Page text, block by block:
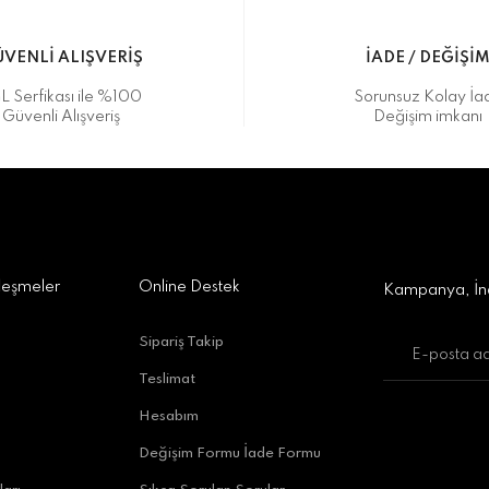
Antalya
ALIŞVERİŞ
Serfikası ile %100
Güvenli Alışveriş
İADE / DEĞİŞİM
Sorunsuz Kolay
Değişim imkanı
Online Destek
Sipariş Takip
Teslimat
Hesabım
Değişim Formu İade Formu
Kampanya,